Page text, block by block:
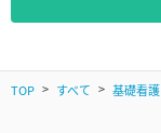
TOP すべて 基礎看護